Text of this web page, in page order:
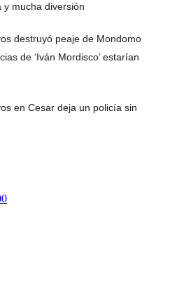
y mucha diversión
destruyó peaje de Mondomo
de ‘Iván Mordisco’ estarían
en Cesar deja un policía sin